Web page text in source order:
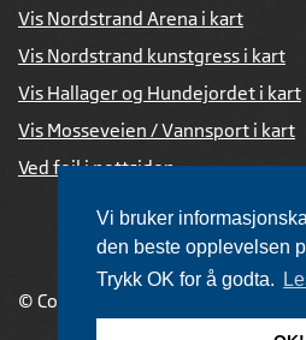
Vi bruker
den beste opplevelsen
Trykk OK for å godta.
Vis Nordstrand Arena i kart
Vis Nordstrand kunstgress i kart
Vis Hallager og Hundejordet i kart
Vis Mosseveien / Vannsport i kart
Ved feil i nettsiden
© Copyright 2026 |